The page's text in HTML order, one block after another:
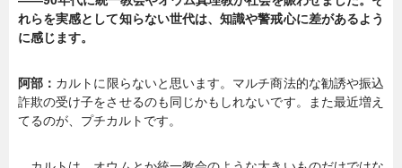
れらを実感として知らない世代は、知識や警戒心に差があるよう
に感じます。
阿部： カルトに限らないと思います。マルチ商法的な勧誘や振込
詐欺の受け子をさせるのも同じかもしれないです。また最近増え
てるのが、プチカルトです。